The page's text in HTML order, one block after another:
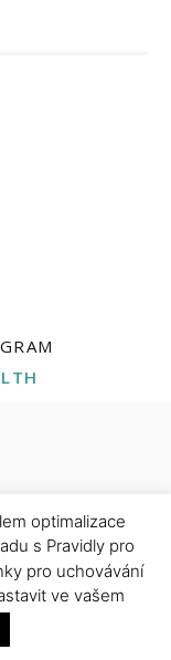
posunout své
Najdeš tu
od odborníků i
jsi profík — jsi tu
optimalizace
s Pravidly pro
pro uchovávání
ve vašem